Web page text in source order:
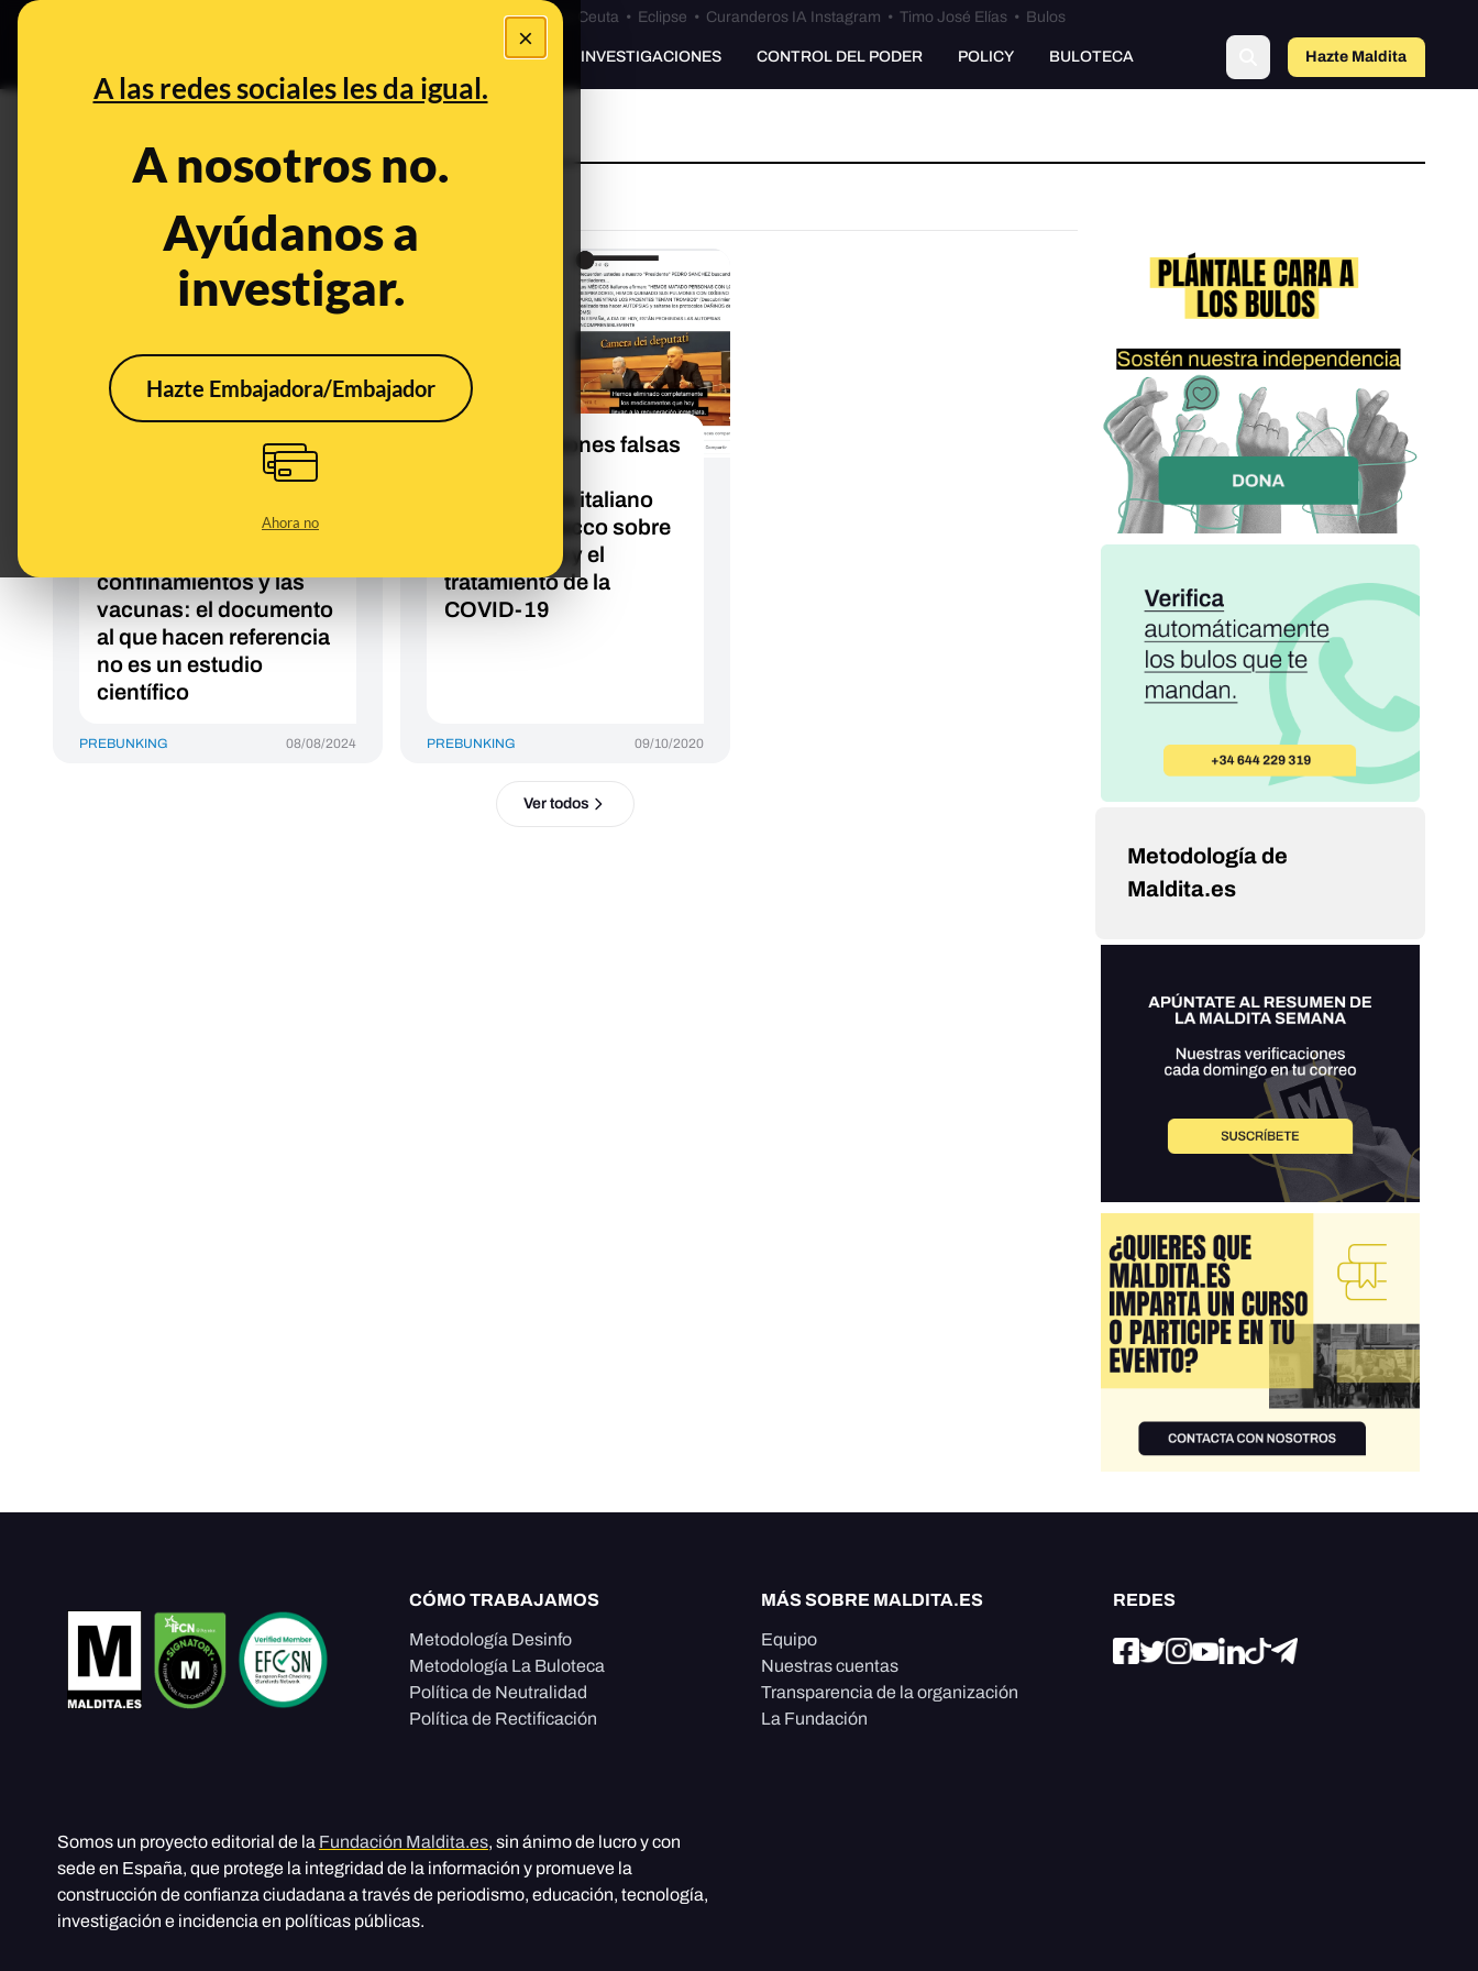
×
A las redes sociales les da igual.
A nosotros no.
Ayúdanos a
investigar.
Hazte Embajadora/Embajador
Ahora no
Especial Ceuta•Bulos Ceuta • Eclipse • Curanderos IA Instagram • Timo José Elías • Bulos
PREBUNKING INVESTIGACIONES CONTROL DEL PODER POLICY BULOTECA Hazte Maldita
ventilación mecánica
muertes durante la
confinamientos y las
vacunas: el documento
al que hacen referencia
no es un estudio
científico
PREBUNKING 08/08/2024
Las afirmaciones falsas
negacionista italiano
Pasquale Bacco sobre
la pandemia y el
tratamiento de la
COVID-19
PREBUNKING 09/10/2020
Ver todos
Metodología de
Maldita.es
CÓMO TRABAJAMOS
Metodología Desinfo
Metodología La Buloteca
Política de Neutralidad
Política de Rectificación
MÁS SOBRE MALDITA.ES
Equipo
Nuestras cuentas
Transparencia de la organización
La Fundación
REDES
Somos un proyecto editorial de la Fundación Maldita.es, sin ánimo de lucro y con
sede en España, que protege la integridad de la información y promueve la
construcción de confianza ciudadana a través de periodismo, educación, tecnología,
investigación e incidencia en políticas públicas.